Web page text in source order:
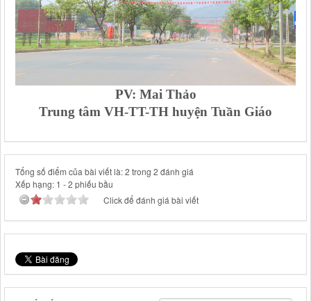
PV: Mai Thảo
Trung tâm VH-TT-TH huyện Tuần Giáo
Tổng số điểm của bài viết là: 2 trong 2 đánh giá
Xếp hạng: 1 -2 phiếu bầu
Click để đánh giá bài viết